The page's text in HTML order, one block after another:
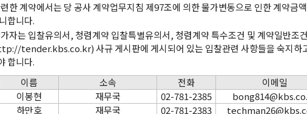
한 계약에서는 당 공사 계약업무지침 제97조에 의한 물가변동으로 인한 계약금
합니다.
자는 입찰유의서, 청렴계약 입찰특별유의서, 청렴계약 특수조건 및 계약일반조
tender.kbs.co.kr) 사규 게시판에 게시되어 있는 입찰관련 사항들을 숙지하
합니다.
이름 소속 전화
이메일
이봉현 재무국 02-781-2385
하만호 재무국 02-781-2383